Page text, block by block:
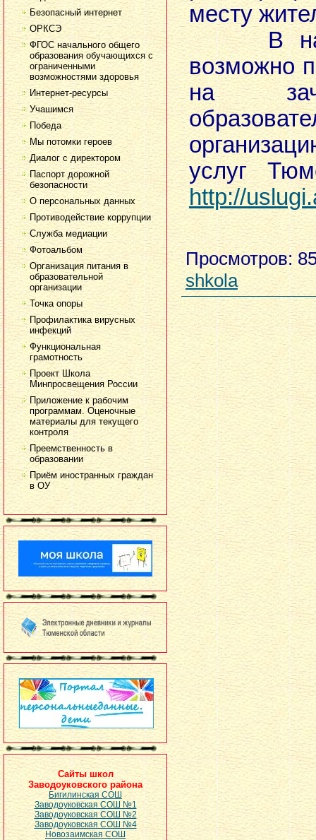
Безопасный интернет
ОРКСЭ
ФГОС начального общего
образования обучающихся с
ограниченными
возможностями здоровья
Интернет-ресурсы
Учашимся
Победа
Мы потомки героев
Диалог с директором
Паспорт дорожной
безопасности
О персональных данных
Противодействие коррупции
Служба медиации
Фотоальбом
Организация питания в
образовательной
организации
Точка опоры
Профилактика вирусных
инфекций
Функциональная
грамотность
Проект Школа
Минпросвещения России
Приложение к рабочим
программам. Оценочные
материалы для текущего
контроля
Преемственность в
образовании
Приём иностранных граждан
в ОУ
Сайты школ
Заводоуковского района
Бигилинская СОШ
Заводоуковская СОШ №1
Заводоуковская СОШ №2
Заводоуковская СОШ №4
Новозаимская СОШ
месту
В
возможно
на
услуг
http://
Просмотров:
shkola